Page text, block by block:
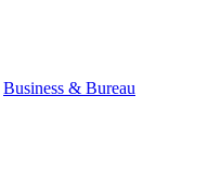
Business & Bureau